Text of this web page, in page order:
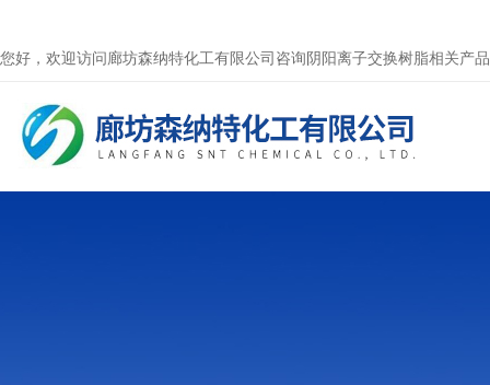
您好，欢迎访问廊坊森纳特化工有限公司咨询阴阳离子交换树脂相关产